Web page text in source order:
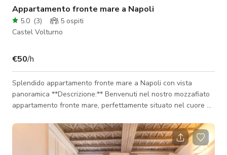
Appartamento fronte mare a Napoli
5.0 (3) 5 ospiti
Castel Volturno
€50/h
Splendido appartamento fronte mare a Napoli con vista
panoramica **Descrizione:** Benvenuti nel nostro mozzafiato
appartamento fronte mare, perfettamente situato nel cuore di
senza pari per filmmaker in cerca di un'ambientazione
mediterranea autentica combinata con comfort moderni e